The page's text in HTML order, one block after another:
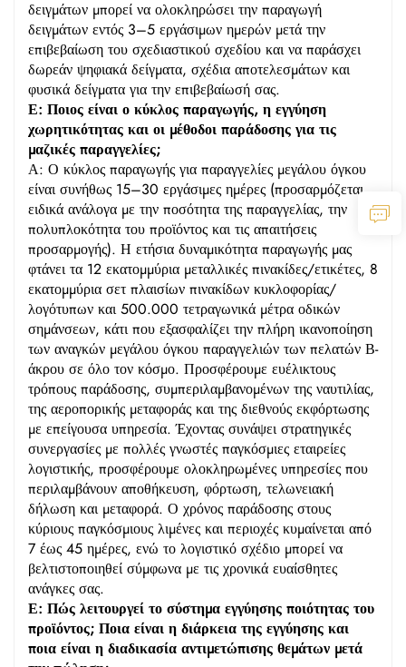
δειγμάτων μπορεί να ολοκληρώσει την παραγωγή
δειγμάτων εντός 3–5 εργάσιμων ημερών μετά την
επιβεβαίωση του σχεδιαστικού σχεδίου και να παράσχει
δωρεάν ψηφιακά δείγματα, σχέδια αποτελεσμάτων και
φυσικά δείγματα για την επιβεβαίωσή σας.
Ε: Ποιος είναι ο κύκλος παραγωγής, η εγγύηση
χωρητικότητας και οι μέθοδοι παράδοσης για τις
μαζικές παραγγελίες;
Α: Ο κύκλος παραγωγής για παραγγελίες μεγάλου όγκου
είναι συνήθως 15–30 εργάσιμες ημέρες (προσαρμόζεται
ειδικά ανάλογα με την ποσότητα της παραγγελίας, την
πολυπλοκότητα του προϊόντος και τις απαιτήσεις
προσαρμογής). Η ετήσια δυναμικότητα παραγωγής μας
φτάνει τα 12 εκατομμύρια μεταλλικές πινακίδες/ετικέτες, 8
εκατομμύρια σετ πλαισίων πινακίδων κυκλοφορίας/
λογότυπων και 500.000 τετραγωνικά μέτρα οδικών
σημάνσεων, κάτι που εξασφαλίζει την πλήρη ικανοποίηση
των αναγκών μεγάλου όγκου παραγγελιών των πελατών Β-
άκρου σε όλο τον κόσμο. Προσφέρουμε ευέλικτους
τρόπους παράδοσης, συμπεριλαμβανομένων της ναυτιλίας,
της αεροπορικής μεταφοράς και της διεθνούς εκφόρτωσης
με επείγουσα υπηρεσία. Έχοντας συνάψει στρατηγικές
συνεργασίες με πολλές γνωστές παγκόσμιες εταιρείες
λογιστικής, προσφέρουμε ολοκληρωμένες υπηρεσίες που
περιλαμβάνουν αποθήκευση, φόρτωση, τελωνειακή
δήλωση και μεταφορά. Ο χρόνος παράδοσης στους
κύριους παγκόσμιους λιμένες και περιοχές κυμαίνεται από
7 έως 45 ημέρες, ενώ το λογιστικό σχέδιο μπορεί να
βελτιστοποιηθεί σύμφωνα με τις χρονικά ευαίσθητες
ανάγκες σας.
Ε: Πώς λειτουργεί το σύστημα εγγύησης ποιότητας του
προϊόντος; Ποια είναι η διάρκεια της εγγύησης και
ποια είναι η διαδικασία αντιμετώπισης θεμάτων μετά